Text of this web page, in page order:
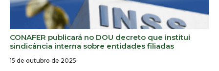
CONAFER publicará no DOU decreto que institui
sindicância interna sobre entidades filiadas
15 de outubro de 2025